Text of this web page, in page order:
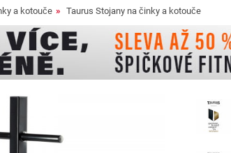
a kotouče Taurus Stojany na činky a kotouče